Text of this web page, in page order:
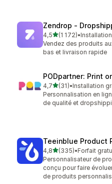
Zendrop ‑
4,5étoile(s) sur 5
(1 172)
1172 avis au total
•
Vendez des produits
bas et livraison rapide
PODpartner: Print
4,7étoile(s) sur 5
(31)
31 avis au total
•Installation
Personnalisation en
de qualité et
Teeinblue Product
4,8étoile(s) sur 5
(335)
335 avis au total
•Forfait
Personnalisateur de
conçu pour faire
de produits